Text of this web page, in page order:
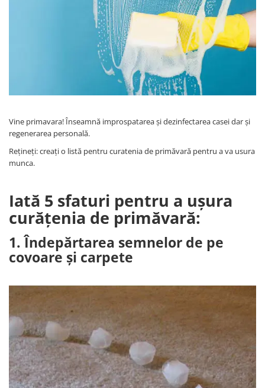
Vine primavara! Înseamnă improspatarea și dezinfectarea casei dar și
regenerarea personală.
Rețineți: creați o listă pentru curatenia de primăvară pentru a va usura
munca.
Iată 5 sfaturi pentru a ușura
curățenia de primăvară:
1. Îndepărtarea semnelor de pe
covoare și carpete